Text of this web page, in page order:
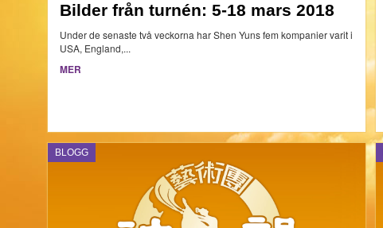
Bilder från turnén: 5-18 mars 2018
Under de senaste två veckorna har Shen Yuns fem kompanier varit i
USA, England,...
MER
BLOGG